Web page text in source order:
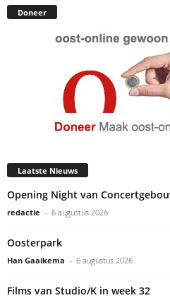
Doneer
Laatste Nieuws
Opening Night van
redactie - 6 augustus 2026
Oosterpark
Han Gaaikema - 6 augustus 2026
Films van Studio/K in week 32